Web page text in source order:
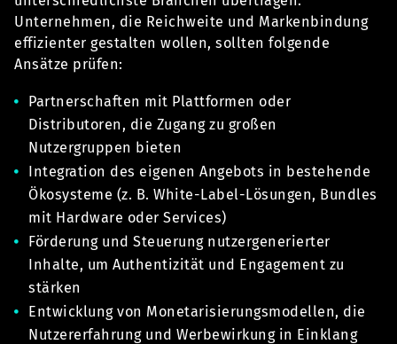
Unternehmen, die Reichweite und Markenbindung
effizienter gestalten wollen, sollten folgende
Ansätze prüfen:
Partnerschaften mit Plattformen oder
Distributoren, die Zugang zu großen
Nutzergruppen bieten
Integration des eigenen Angebots in bestehende
Ökosysteme (z. B. White-Label-Lösungen, Bundles
mit Hardware oder Services)
Förderung und Steuerung nutzergenerierter
Inhalte, um Authentizität und Engagement zu
stärken
Entwicklung von Monetarisierungsmodellen, die
Nutzererfahrung und Werbewirkung in Einklang